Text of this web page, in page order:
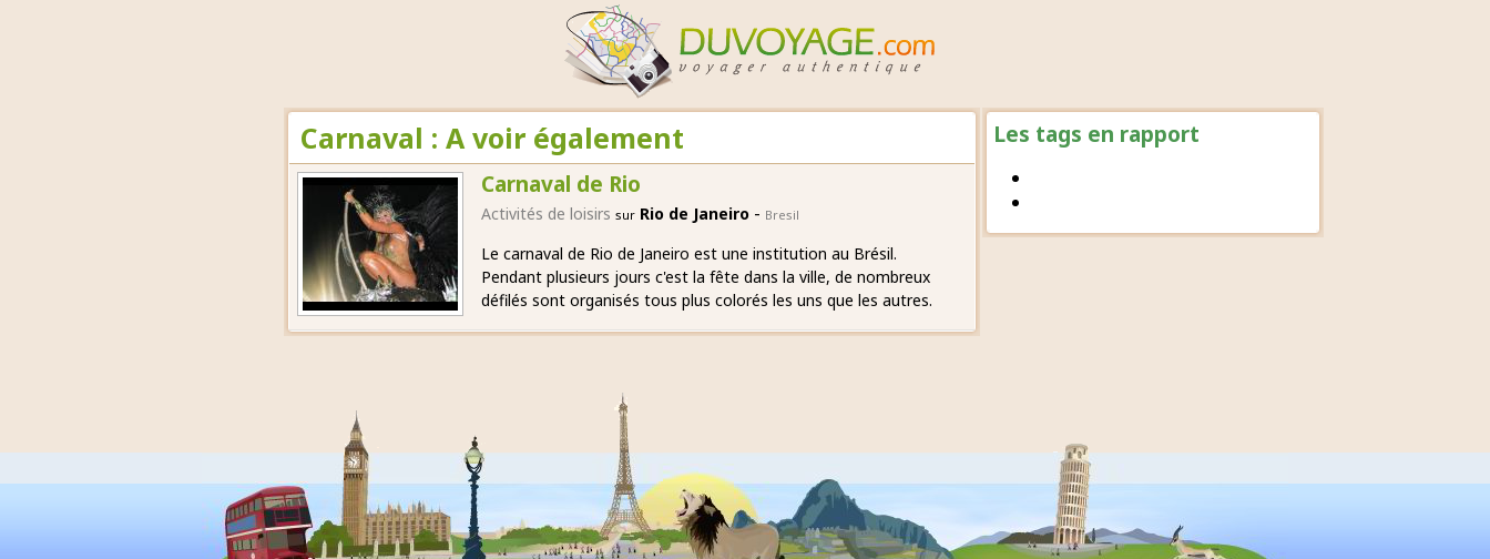
Les tags en rapport
Carnaval : A voir également
Carnaval de Rio
Activités de loisirs sur Rio de Janeiro - Bresil
Le carnaval de Rio de Janeiro est une institution au Brésil.
Pendant plusieurs jours c'est la fête dans la ville, de nombreux
défilés sont organisés tous plus colorés les uns que les autres.